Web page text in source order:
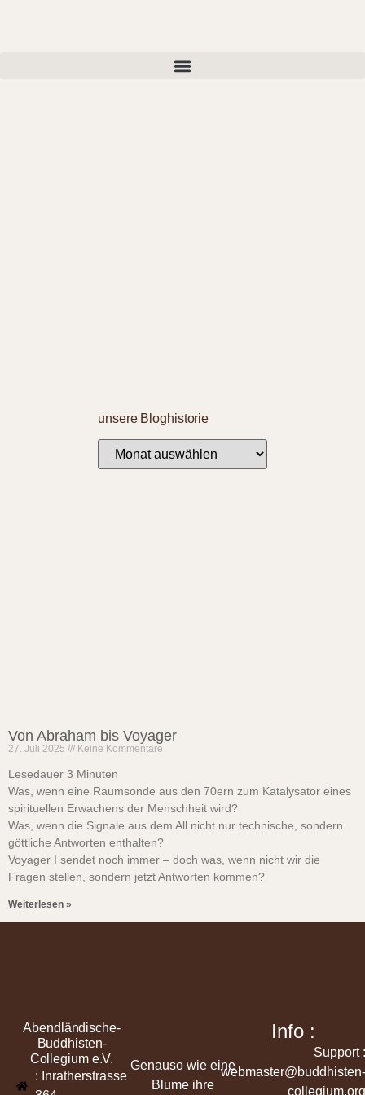
unsere Bloghistorie
Von Abraham bis Voyager
27. Juli 2025 Keine Kommentare
Lesedauer 3 Minuten
Was, wenn eine Raumsonde aus den 70ern zum Katalysator eines
spirituellen Erwachens der Menschheit wird?
Was, wenn die Signale aus dem All nicht nur technische, sondern
göttliche Antworten enthalten?
Voyager I sendet noch immer – doch was, wenn nicht wir die
Fragen stellen, sondern jetzt Antworten kommen?
Weiterlesen »
Abendländische-
Buddhisten-
Collegium e.V.
: Inratherstrasse
Genauso wie eine
Blume ihre
Info :
Support :
webmaster@buddhisten-
collegium.org